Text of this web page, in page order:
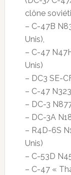
clône
– C-47B
Unis),
– C-47
Unis)
– DC3 SE-
– C-47
– DC-3
– DC-3A
– R4D-6S
Unis)
– C-53D
– C-47 «